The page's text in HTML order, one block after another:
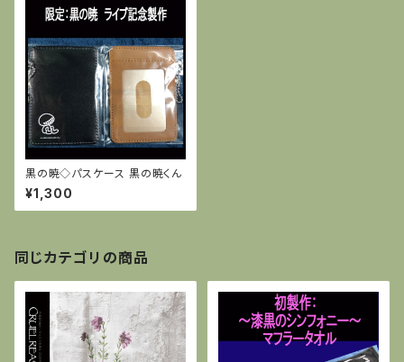
黒の暁◇パスケース 黒の暁くん
¥1,300
同じカテゴリの商品